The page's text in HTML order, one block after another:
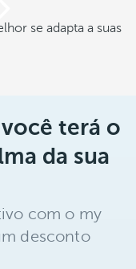
se adapta a suas
terá o
da sua
com o my
desconto